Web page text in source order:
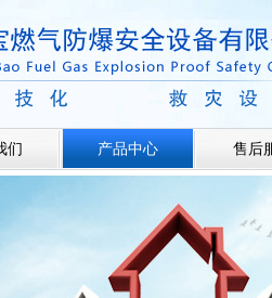
们 产品中心 售后